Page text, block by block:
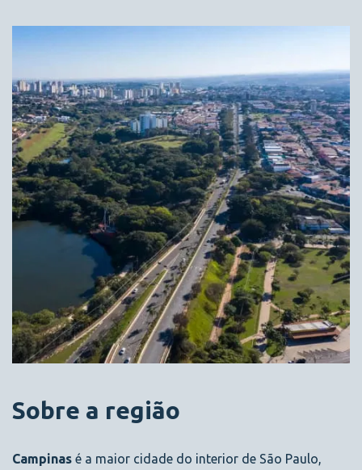
Sobre a região
Campinas é a maior cidade do interior de São Paulo,